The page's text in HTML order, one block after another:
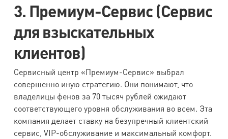
3. Премиум-Сервис (Сервис
для взыскательных
клиентов)
Сервисный центр «Премиум-Сервис» выбрал
совершенно иную стратегию. Они понимают, что
владелицы фенов за 70 тысяч рублей ожидают
соответствующего уровня обслуживания во всем. Эта
компания делает ставку на безупречный клиентский
сервис, VIP-обслуживание и максимальный комфорт.